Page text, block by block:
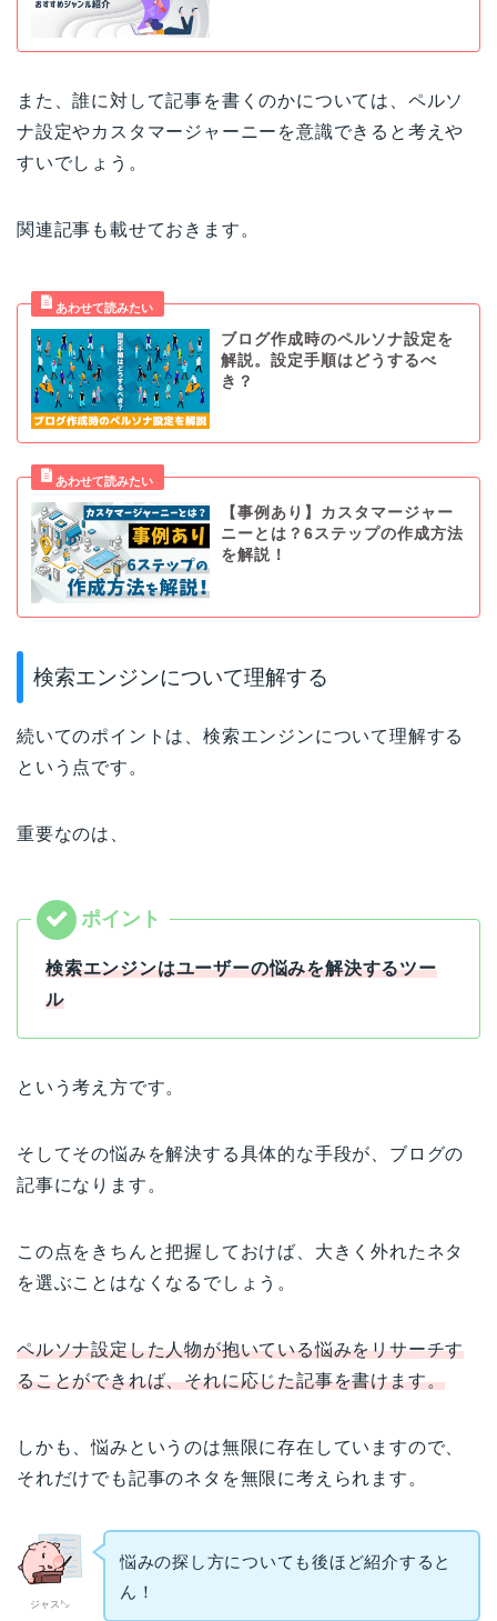
また、誰に対して記事を書くのかについては、ペルソ
ナ設定やカスタマージャーニーを意識できると考えや
すいでしょう。
関連記事も載せておきます。
ブログ作成時のペルソナ設定を
解説。設定手順はどうするべ
き？
【事例あり】カスタマージャー
ニーとは？6ステップの作成方法
を解説！
検索エンジンについて理解する
続いてのポイントは、検索エンジンについて理解する
という点です。
重要なのは、
検索エンジンはユーザーの悩みを解決するツー
ル
という考え方です。
そしてその悩みを解決する具体的な手段が、ブログの
記事になります。
この点をきちんと把握しておけば、大きく外れたネタ
を選ぶことはなくなるでしょう。
ペルソナ設定した人物が抱いている悩みをリサーチす
ることができれば、それに応じた記事を書けます。
しかも、悩みというのは無限に存在していますので、
それだけでも記事のネタを無限に考えられます。
ジャス㌧
悩みの探し方についても後ほど紹介すると
ん！